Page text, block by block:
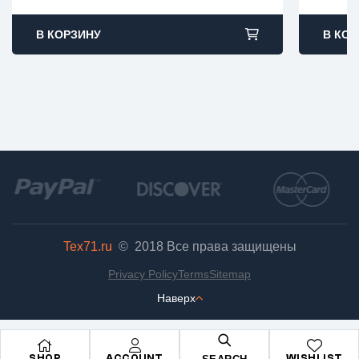
В КОРЗИНУ В
Tex71.ru © 2018 Все права защищены
Наверх
Privacy PolicyTermsSitemap